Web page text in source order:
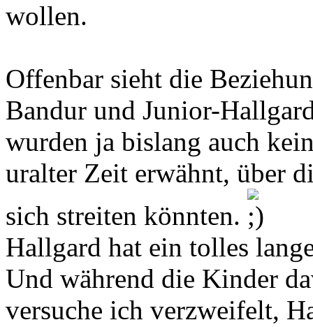
wollen.
Offenbar sieht die
Bandur und Junior-
wurden ja bislang auch
uralter Zeit erwähnt, über
sich streiten könnten.
Hallgard hat ein tolles
Und während die Kinder
versuche ich verzweifelt,